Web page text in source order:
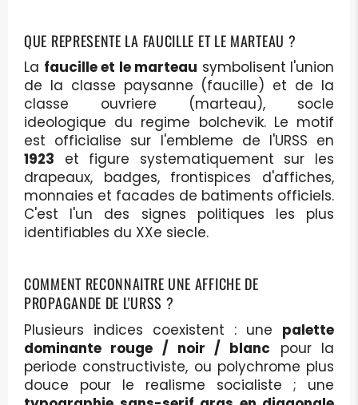
QUE REPRESENTE LA FAUCILLE ET LE MARTEAU ?
La faucille et le marteau symbolisent l'union
de la classe paysanne (faucille) et de la
classe ouvriere (marteau), socle
ideologique du regime bolchevik. Le motif
est officialise sur l'embleme de l'URSS en
1923 et figure systematiquement sur les
drapeaux, badges, frontispices d'affiches,
monnaies et facades de batiments officiels.
C'est l'un des signes politiques les plus
identifiables du XXe siecle.
COMMENT RECONNAITRE UNE AFFICHE DE
PROPAGANDE DE L'URSS ?
Plusieurs indices coexistent : une palette
dominante rouge / noir / blanc pour la
periode constructiviste, ou polychrome plus
douce pour le realisme socialiste ; une